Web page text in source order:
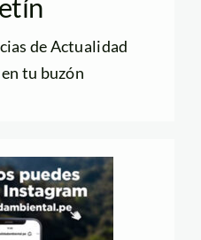
de Actualidad
tu buzón